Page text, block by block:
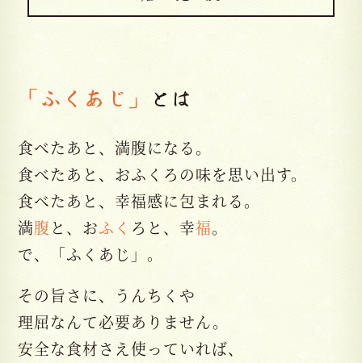
「ふくあじ」 とは
食べたあと、満腹になる。
食べたあと、おふくろの味を思い出す。
食べたあと、幸福感に包まれる。
満腹 と、おふく ろと、幸福。
で、「ふくあじ」。
その旨さに、うんちくや
理屈なんて必要ありません。
安全な食材さえ使っていれば、